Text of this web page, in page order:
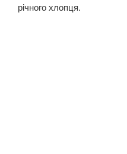
річного хлопця.